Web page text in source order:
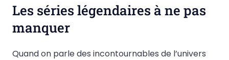
Les séries légendaires à ne pas
manquer
Quand on parle des incontournables de l’univers